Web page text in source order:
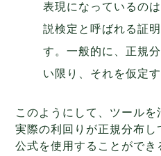
表現になっているの
説検定と呼ばれる証
す。一般的に、正規
い限り、それを仮定
このようにして、ツールを
実際の利回りが正規分布
公式を使用することがで